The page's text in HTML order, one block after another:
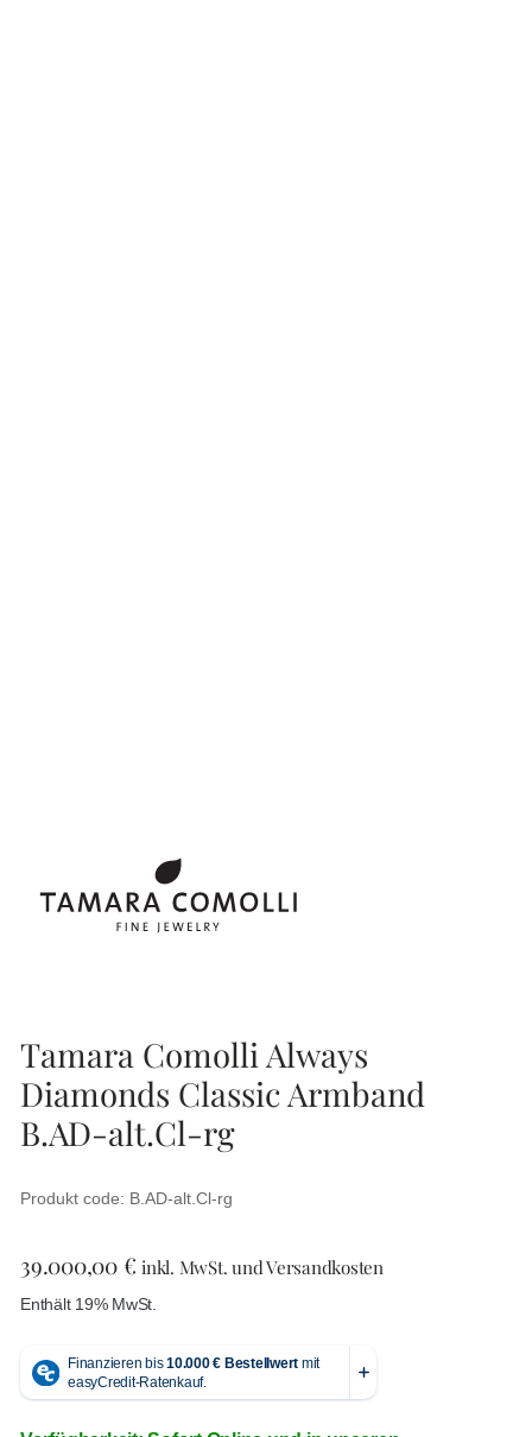
Tamara Comolli Always
Diamonds Classic Armband
B.AD-alt.Cl-rg
Produkt code: B.AD-alt.Cl-rg
39.000,00€ inkl. MwSt. und Versandkosten
Enthält 19% MwSt.